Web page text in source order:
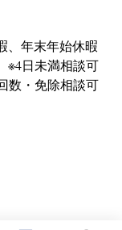
、年末年始休暇
※4日未満相談可
数・免除相談可